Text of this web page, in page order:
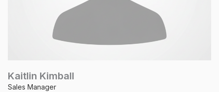
Kaitlin Kimball
Sales Manager